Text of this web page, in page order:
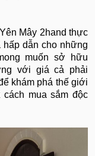
Mây 2hand thực
dẫn cho những
muốn sở hữu
với giá cả phải
khám phá thế giới
cách mua sắm độc